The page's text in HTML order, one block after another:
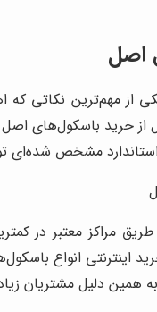
اصل
از مهم‌ترین نکاتی که
خرید باسکول‌های اصل
مشخص شده‌ای
مراکز معتبر در
اینترنتی انواع
همین دلیل مشتریان